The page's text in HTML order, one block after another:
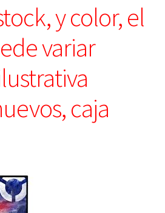
y color, el
variar
caja